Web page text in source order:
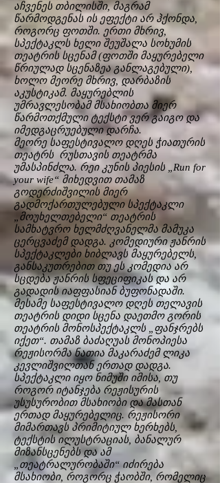
აჩვენეს თბილისში, მაგრამ
წარმოდგენას ის ეფექტი არ ჰქონდა,
როგორც ფოთში. ერთი მხრივ,
სპექტაკლს ხელი შეუშალა სოხუმის
თეატრის სცენამ (ფოთში მაყურებელი
წრიულად სცენაზეა განლაგებული),
ხოლო მეორე მხრივ, დარბაზის
აკუსტიკამ. მაყურებლის
უმრავლესობამ მსახიობთა მიერ
წარმოთქმული ტექსტი ვერ გაიგო და
იმედგაცრუებული დარჩა.
მეორე საფესტივალო დღეს ჭიათურის
თეატრს რუსთავის თეატრმა
უმასპინძლა. რეი კუნის პიესის „Run for
your wife“ მიხედვით თამაზ
გოდერძიშვილის მიერ
გადმოქართულებული სპექტაკლი
„მოუხელთებელი“ თეატრის
სამხატვრო ხელმძღვანელმა მამუკა
ცერცვაძემ დადგა. კომედიური ჟანრის
სპექტაკლები ხიბლავს მაყურებელს,
განსაკუთრებით თუ ეს კომედია არ
სცდება ჟანრის სფეციფიკას და არ
გადადის იაფფასიან ბუფონადაში.
მესამე საფესტივალო დღეს თელავის
თეატრის დიდი სცენა დაეთმო გორის
თეატრის მონოსპექტაკლს „ფანჯრებს
იქეთ“. თამაზ ბაძაღუას მონოპიესა
რეჟისორმა ნათია მაკარაძემ ლიკა
კევლიშვილთან ერთად დადგა.
სპექტაკლი იყო ნიმუში იმისა, თუ
როგორ იტანჯება რეჟისურის
უსუსურობით მსახიობი და მასთან
ერთად მაყურებელიც. რეჟისორი
მიმართავს პრიმიტიულ ხერხებს,
ტექსტის ილუსტრაციას, ბანალურ
მიზანსცენებს და ამ
„თეატრალურობაში“ იძირება
მსახიობი, როგორც ჭაობში, რომელიც